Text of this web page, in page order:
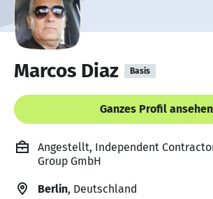
Marcos Diaz Basis
Ganzes Profil ansehen
Angestellt, Independent
Group GmbH
Berlin, Deutschland